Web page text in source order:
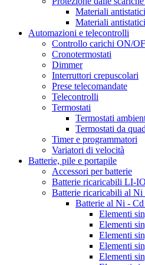
Materiali
Materiali
Automazioni e telecontrolli
Controllo carichi ON/
Cronotermostati
Dimmer
Interruttori crepuscolari
Prese telecomandate
Telecontrolli
Termostati
Termostati
Termostati da
Timer e programmatori
Variatori di velocità
Batterie, pile e portapile
Accessori per batterie
Batterie ricaricabili LI-
Batterie ricaricabili al Ni
Batterie al Ni -
Elementi
Elementi
Elementi
Elementi
Elementi